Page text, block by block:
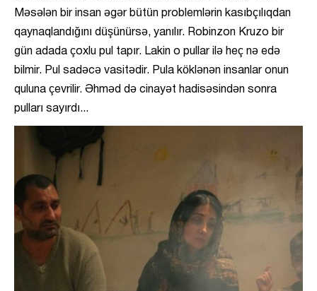
Məsələn bir insan əgər bütün problemlərin kasıbçılıqdan
qaynaqlandığını düşünürsə, yanılır. Robinzon Kruzo bir
gün adada çoxlu pul tapır. Lakin o pullar ilə heç nə edə
bilmir. Pul sadəcə vasitədir. Pula köklənən insanlar onun
quluna çevrilir. Əhməd də cinayət hadisəsindən sonra
pulları sayırdı...